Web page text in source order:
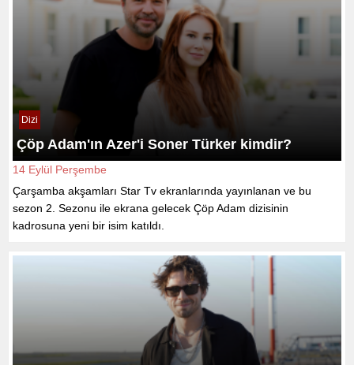
Dizi
Çöp Adam'ın Azer'i Soner Türker kimdir?
14 Eylül Perşembe
Çarşamba akşamları Star Tv ekranlarında yayınlanan ve bu
sezon 2. Sezonu ile ekrana gelecek Çöp Adam dizisinin
kadrosuna yeni bir isim katıldı.